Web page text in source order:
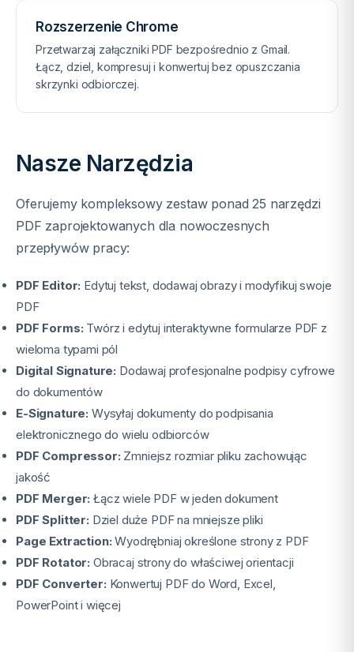
Rozszerzenie Chrome
Przetwarzaj załączniki PDF bezpośrednio z Gmail.
Łącz, dziel, kompresuj i konwertuj bez opuszczania
skrzynki odbiorczej.
Nasze Narzędzia
Oferujemy kompleksowy zestaw ponad 25 narzędzi
PDF zaprojektowanych dla nowoczesnych
przepływów pracy:
PDF Editor: Edytuj tekst, dodawaj obrazy i modyfikuj swoje
PDF
PDF Forms: Twórz i edytuj interaktywne formularze PDF z
wieloma typami pól
Digital Signature: Dodawaj profesjonalne podpisy cyfrowe
do dokumentów
E-Signature: Wysyłaj dokumenty do podpisania
elektronicznego do wielu odbiorców
PDF Compressor: Zmniejsz rozmiar pliku zachowując
jakość
PDF Merger: Łącz wiele PDF w jeden dokument
PDF Splitter: Dziel duże PDF na mniejsze pliki
Page Extraction: Wyodrębniaj określone strony z PDF
PDF Rotator: Obracaj strony do właściwej orientacji
PDF Converter: Konwertuj PDF do Word, Excel,
PowerPoint i więcej